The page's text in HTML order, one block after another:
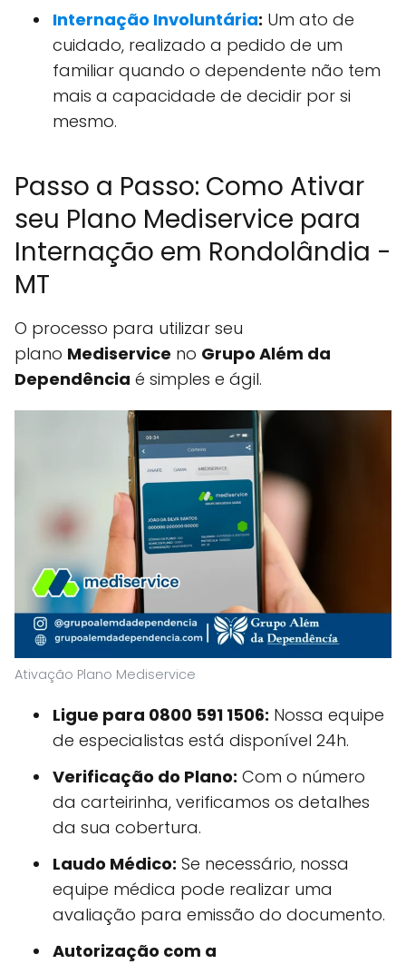
Internação Involuntária: Um ato de
cuidado, realizado a pedido de um
familiar quando o dependente não tem
mais a capacidade de decidir por si
mesmo.
Passo a Passo: Como Ativar
seu Plano Mediservice para
Internação em Rondolândia -
MT
O processo para utilizar seu
plano Mediservice no Grupo Além da
Dependência é simples e ágil.
Ativação Plano Mediservice
Ligue para 0800 591 1506: Nossa equipe
de especialistas está disponível 24h.
Verificação do Plano: Com o número
da carteirinha, verificamos os detalhes
da sua cobertura.
Laudo Médico: Se necessário, nossa
equipe médica pode realizar uma
avaliação para emissão do documento.
Autorização com a